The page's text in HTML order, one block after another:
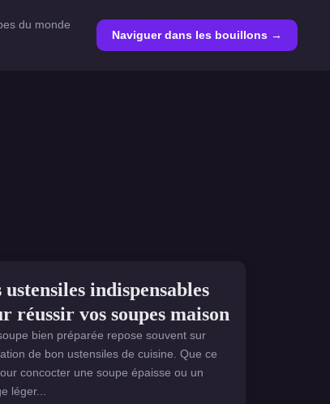
du monde
Naviguer dans les bouillons →
CUISINE
ustensiles indispensables
réussir vos soupes maison
bien préparée repose souvent sur
de bon ustensiles de cuisine. Que ce
concocter une soupe épaisse ou un
léger...